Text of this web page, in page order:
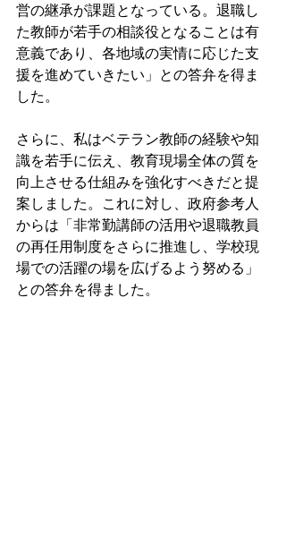
営の継承が課題となっている。退職し
た教師が若手の相談役となることは有
意義であり、各地域の実情に応じた支
援を進めていきたい」との答弁を得ま
した。
さらに、私はベテラン教師の経験や知
識を若手に伝え、教育現場全体の質を
向上させる仕組みを強化すべきだと提
案しました。これに対し、政府参考人
からは「非常勤講師の活用や退職教員
の再任用制度をさらに推進し、学校現
場での活躍の場を広げるよう努める」
との答弁を得ました。